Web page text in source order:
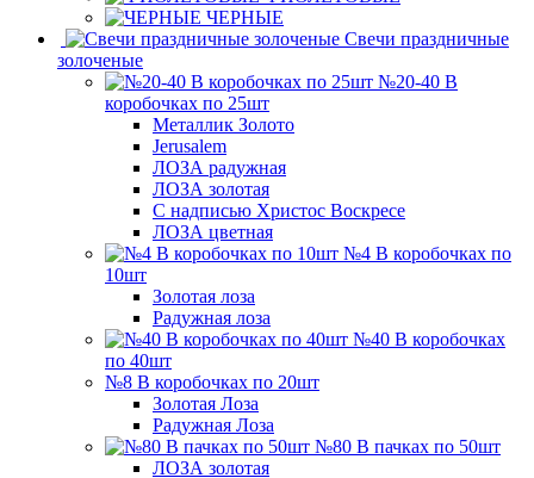
ЧЕРНЫЕ
Свечи праздничные
золоченые
№20-40 В
коробочках по 25шт
Металлик Золото
Jerusalem
ЛОЗА радужная
ЛОЗА золотая
С надписью Христос Воскресе
ЛОЗА цветная
№4 В коробочках по
10шт
Золотая лоза
Радужная лоза
№40 В коробочках
по 40шт
№8 В коробочках по 20шт
Золотая Лоза
Радужная Лоза
№80 В пачках по 50шт
ЛОЗА золотая